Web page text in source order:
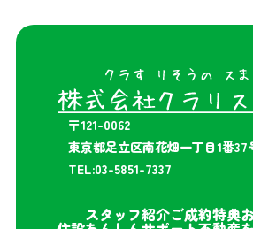
〒121-0062
東京都足立区南花畑一丁目1番37
TEL:03-5851-7337
スタッフ紹介ご成約特典